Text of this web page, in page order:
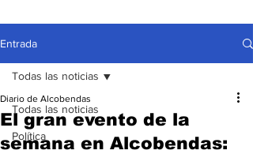
Entrada
Todas las noticias
Política
Todas las noticias
El gran evento de la
semana en Alcobendas:
Diario de Alcobendas